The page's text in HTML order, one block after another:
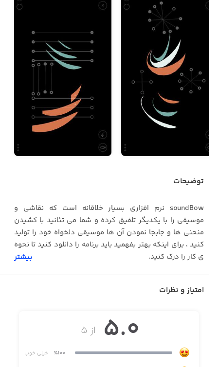
توضیحات
soundBow نرم افزاری بسیار خلاقانه است که نقاشی و
موسیقی را با یکدیگر تلفیق کرده و شما می تئانید با کشیدن
منحنی ها و جابجا نمودن آن ها موسیقی دلخواه خود را تولید
کنید ، برای اینکه بهتر بفهمید باید برنامه را دانلود کنید تا نحوه
ی کار را درک کنید.
بیشتر
امتیاز و نظرات
از ۵ 5.0
٪100 خیلی خوب